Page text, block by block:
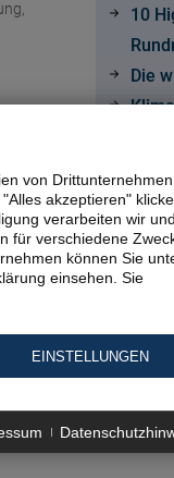
10
Die
im
© Sven pixabay
von Drittunternehmen
akzeptieren"
verarbeiten wir und
verschiedene
können Sie
einsehen. Sie
EINSTELLUNGEN